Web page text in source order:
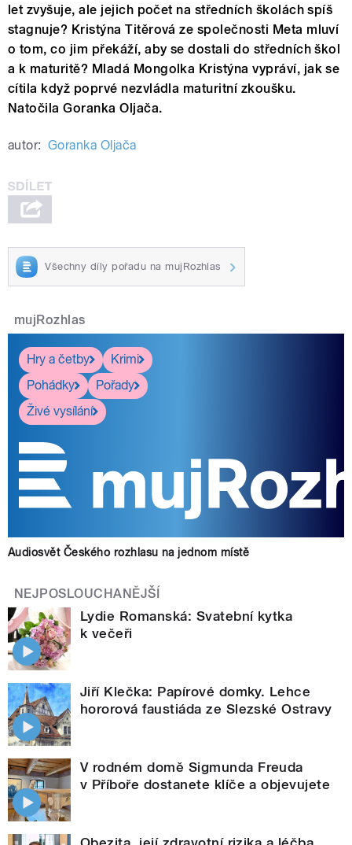
let zvyšuje, ale jejich počet na středních školách spíš
stagnuje? Kristýna Titěrová ze společnosti Meta mluví
o tom, co jim překáží, aby se dostali do středních škol
a k maturitě? Mladá Mongolka Kristýna vypráví, jak se
cítila když poprvé nezvládla maturitní zkoušku.
Natočila Goranka Oljača.
autor: Goranka Oljača
Všechny díly pořadu na mujRozhlas
mujRozhlas
Hry a četby
Krimi
Pohádky
Pořady
Živé vysílání
Audiosvět Českého rozhlasu na jednom místě
NEJPOSLOUCHANĚJŠÍ
Lydie Romanská: Svatební kytka
k večeři
Jiří Klečka: Papírové domky. Lehce
hororová faustiáda ze Slezské Ostravy
V rodném domě Sigmunda Freuda
v Příboře dostanete klíče a objevujete